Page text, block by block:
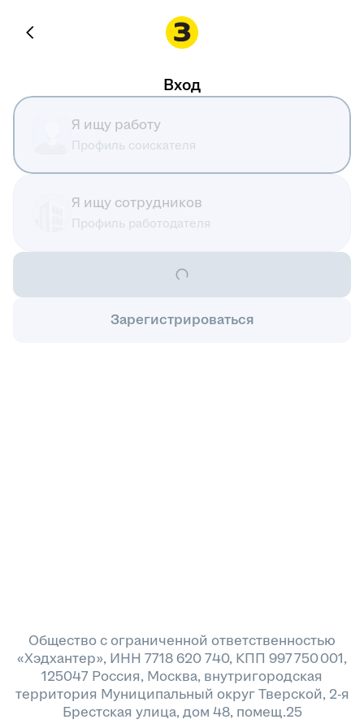
Вход
Я ищу работу
Профиль соискателя
Я ищу сотрудников
Профиль работодателя
Зарегистрироваться
Общество с ограниченной ответственностью
«Хэдхантер», ИНН 7718 620 740, КПП 997 750 001,
125047 Россия, Москва, внутригородская
территория Муниципальный округ Тверской, 2-я
Брестская улица, дом 48, помещ.25